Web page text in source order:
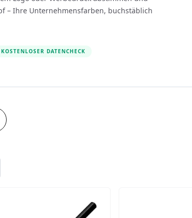
– Ihre Unternehmensfarben, buchstäblich
KOSTENLOSER DATENCHECK